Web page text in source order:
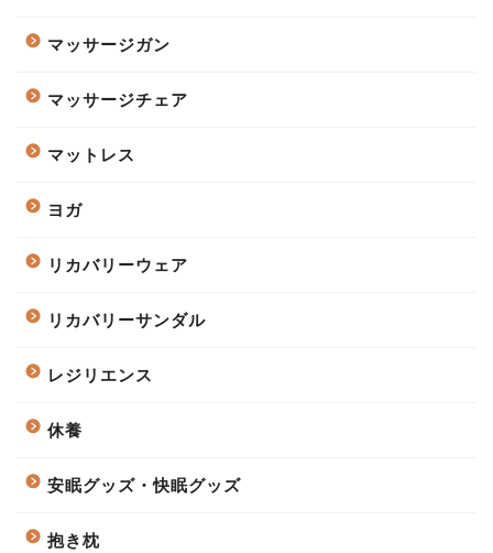
マッサージガン
マッサージチェア
マットレス
ヨガ
リカバリーウェア
リカバリーサンダル
レジリエンス
休養
安眠グッズ・快眠グッズ
抱き枕